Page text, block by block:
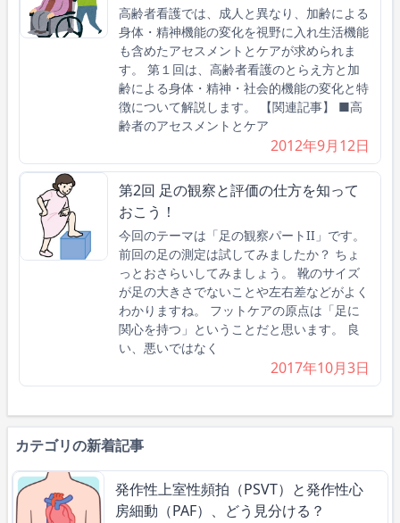
高齢者看護では、成人と異なり、加齢による
身体・精神機能の変化を視野に入れ生活機能
も含めたアセスメントとケアが求められま
す。 第１回は、高齢者看護のとらえ方と加
齢による身体・精神・社会的機能の変化と特
徴について解説します。 【関連記事】 ■高
齢者のアセスメントとケア
2012年9月12日
第2回 足の観察と評価の仕方を知って
おこう！
今回のテーマは「足の観察パートII」です。
前回の足の測定は試してみましたか？ ちょ
っとおさらいしてみましょう。 靴のサイズ
が足の大きさでないことや左右差などがよく
わかりますね。 フットケアの原点は「足に
関心を持つ」ということだと思います。 良
い、悪いではなく
2017年10月3日
カテゴリの新着記事
発作性上室性頻拍（PSVT）と発作性心
房細動（PAF）、どう見分ける？